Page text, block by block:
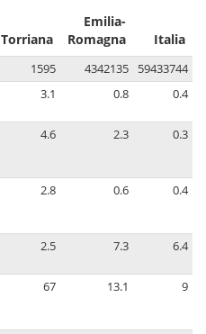
Torriana
Emilia-
Romagna
Italia
1595 4342135
59433744
3.1 0.8 0.4
4.6 2.3 0.3
2.8 0.6 0.4
2.5 7.3 6.4
67 13.1 9